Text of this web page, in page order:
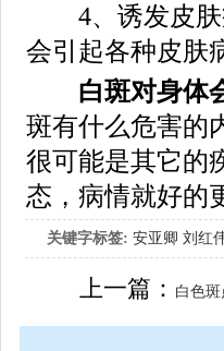
4、诱发皮肤
会引起各种皮肤
白斑对身体
斑有什么危害的
很可能是其它的
态，病情就好的
关键字标签: 安亚卿 刘红
女生应该如何治疗呢
上一篇： 白色